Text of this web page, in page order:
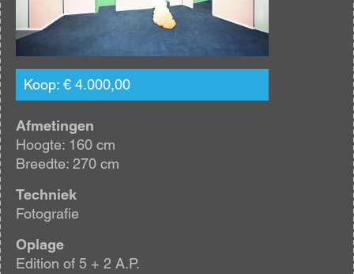
Koop: € 4.000,00
Afmetingen
Hoogte: 160 cm
Breedte: 270 cm
Techniek
Fotografie
Oplage
Edition of 5 + 2 A.P.